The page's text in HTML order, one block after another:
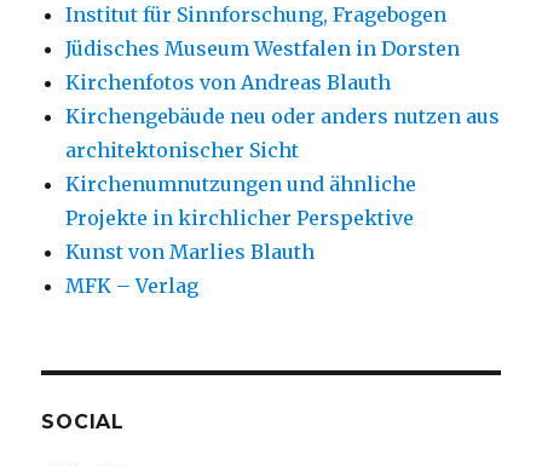
Institut für Sinnforschung, Fragebogen
Jüdisches Museum Westfalen in Dorsten
Kirchenfotos von Andreas Blauth
Kirchengebäude neu oder anders nutzen aus
architektonischer Sicht
Kirchenumnutzungen und ähnliche
Projekte in kirchlicher Perspektive
Kunst von Marlies Blauth
MFK – Verlag
SOCIAL